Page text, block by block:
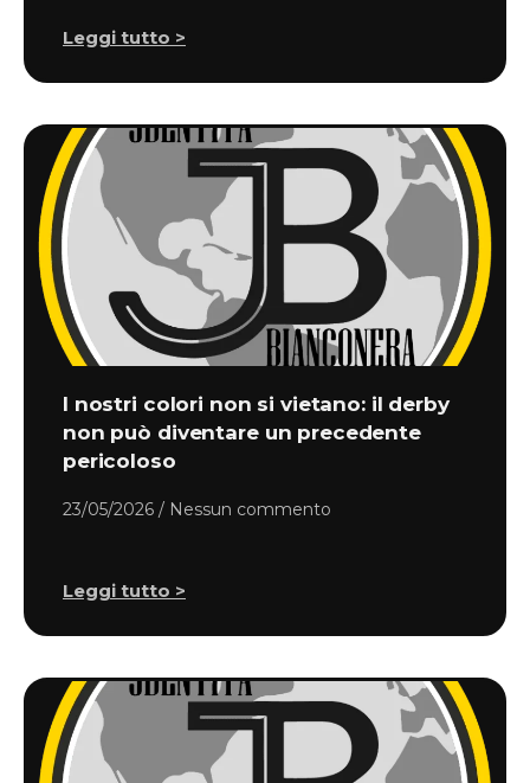
Leggi tutto >
I nostri colori non si vietano: il derby
non può diventare un precedente
pericoloso
23/05/2026 Nessun commento
Leggi tutto >